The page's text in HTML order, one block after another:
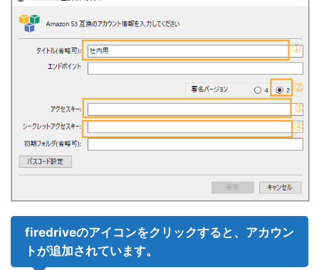
firedriveのアイコンをクリックすると、アカウン
トが追加されています。